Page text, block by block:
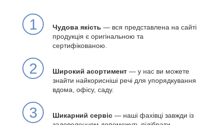
1 Чудова якість — вся представлена на сайті
продукція є оригінальною та
сертифікованою.
2 Широкий асортимент — у нас ви можете
знайти найкорисніші речі для упорядкування
вдома, офісу, саду.
3 Шикарний сервіс — наші фахівці завжди із